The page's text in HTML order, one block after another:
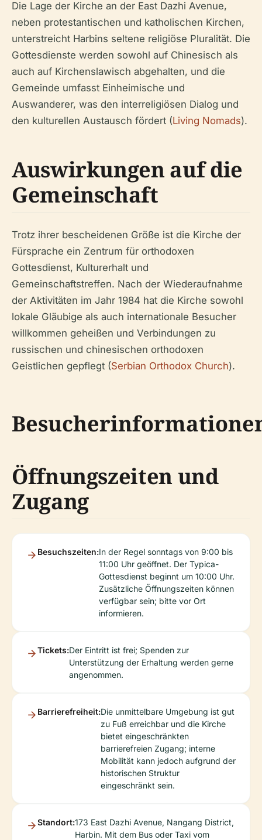
Die Lage der Kirche an der East Dazhi Avenue,
neben protestantischen und katholischen Kirchen,
unterstreicht Harbins seltene religiöse Pluralität. Die
Gottesdienste werden sowohl auf Chinesisch als
auch auf Kirchenslawisch abgehalten, und die
Gemeinde umfasst Einheimische und
Auswanderer, was den interreligiösen Dialog und
den kulturellen Austausch fördert (Living Nomads).
Auswirkungen auf die
Gemeinschaft
Trotz ihrer bescheidenen Größe ist die Kirche der
Fürsprache ein Zentrum für orthodoxen
Gottesdienst, Kulturerhalt und
Gemeinschaftstreffen. Nach der Wiederaufnahme
der Aktivitäten im Jahr 1984 hat die Kirche sowohl
lokale Gläubige als auch internationale Besucher
willkommen geheißen und Verbindungen zu
russischen und chinesischen orthodoxen
Geistlichen gepflegt (Serbian Orthodox Church).
Öffnungszeiten und
Zugang
Besuchszeiten:In der Regel sonntags von 9:00 bis
11:00 Uhr geöffnet. Der Typica-
Gottesdienst beginnt um 10:00 Uhr.
Zusätzliche Öffnungszeiten können
verfügbar sein; bitte vor Ort
informieren.
Tickets:Der Eintritt ist frei; Spenden zur
Unterstützung der Erhaltung werden gerne
angenommen.
Barrierefreiheit:Die unmittelbare Umgebung ist gut
zu Fuß erreichbar und die Kirche
bietet eingeschränkten
barrierefreien Zugang; interne
Mobilität kann jedoch aufgrund der
historischen Struktur
eingeschränkt sein.
Standort:173 East Dazhi Avenue, Nangang District,
Harbin. Mit dem Bus oder Taxi vom